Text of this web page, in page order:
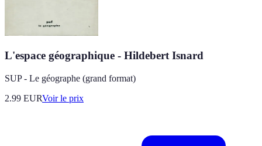
L'espace géographique - Hildebert Isnard
SUP - Le géographe (grand format)
2.99 EURVoir le prix